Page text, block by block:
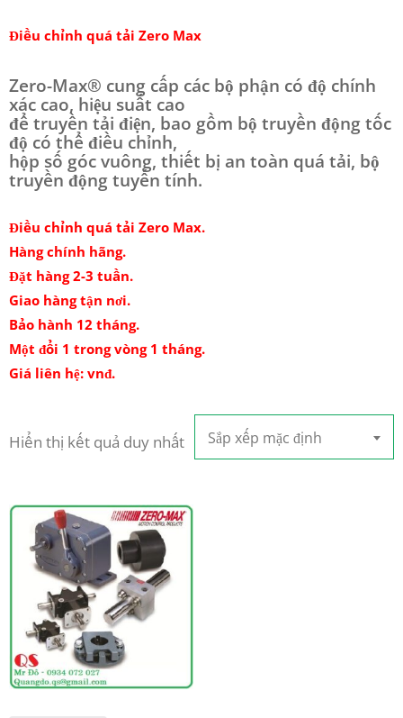
Điều chỉnh quá tải Zero Max
Zero-Max® cung cấp các bộ phận có độ chính
xác cao, hiệu suất cao
để truyền tải điện, bao gồm bộ truyền động tốc
độ có thể điều chỉnh,
hộp số góc vuông, thiết bị an toàn quá tải, bộ
truyền động tuyến tính.
Điều chỉnh quá tải Zero Max.
Hàng chính hãng.
Đặt hàng 2-3 tuần.
Giao hàng tận nơi.
Bảo hành 12 tháng.
Một đổi 1 trong vòng 1 tháng.
Giá liên hệ: vnđ.
Hiển thị kết quả duy nhất Sắp xếp mặc định